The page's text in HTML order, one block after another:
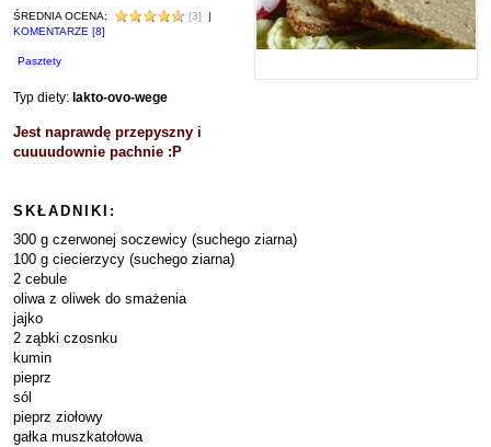
ŚREDNIA OCENA: [3]
|
KOMENTARZE [8]
Pasztety
Typ diety: lakto-ovo-wege
Jest naprawdę przepyszny i
cuuuudownie pachnie :P
SKŁADNIKI:
300 g czerwonej soczewicy (suchego ziarna)
100 g ciecierzycy (suchego ziarna)
2 cebule
oliwa z oliwek do smażenia
jajko
2 ząbki czosnku
kumin
pieprz
sól
pieprz ziołowy
gałka muszkatołowa